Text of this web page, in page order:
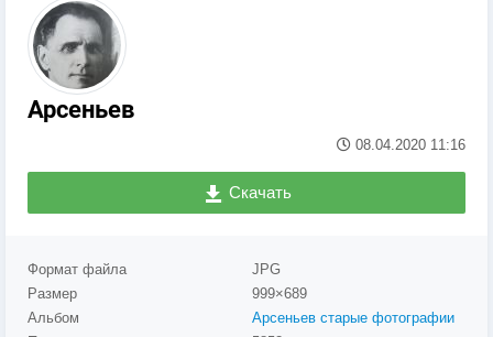
Арсеньев
08.04.2020 11:16
Скачать
Формат файла
JPG
Размер
999×689
Альбом
Арсеньев старые фотографии